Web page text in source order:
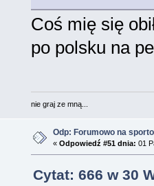
Coś mię się
po polsku na
nie graj ze mną...
Odp: Forumowo na
« Odpowiedź #51 dnia: 01
Cytat: 666 w 30